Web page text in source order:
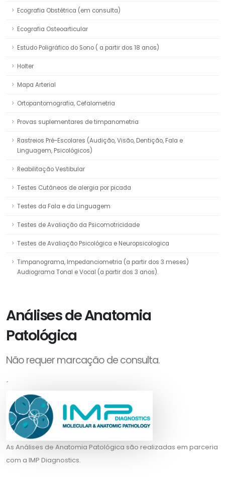
Ecografia Obstétrica (em consulta)
Ecografia Osteoarticular
Estudo Poligráfico do Sono ( a partir dos 18 anos)
Holter
Mapa Arterial
Ortopantomografia, Cefalometria
Provas suplementares de timpanometria
Rastreios Pré-Escolares (Audição, Visão, Dentição, Fala e
Linguagem, Psicológicos)
Reabilitação Vestibular
Testes Cutâneos de alergia por picada
Testes da Fala e da Linguagem
Testes de Avaliação da Psicomotricidade
Testes de Avaliação Psicológica e Neuropsicologica
Timpanograma, Impedanciometria (a partir dos 3 meses)
Audiograma Tonal e Vocal (a partir dos 3 anos).
Análises de Anatomia
Patológica
Não requer marcação de consulta.
´
As Análises de Anatomia Patológica são realizadas em parceria
com a IMP Diagnostics.